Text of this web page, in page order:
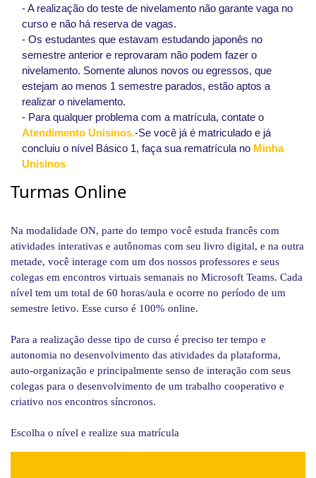
- A realização do teste de nivelamento não garante vaga no
curso e não há reserva de vagas.
- Os estudantes que estavam estudando japonês no
semestre anterior e reprovaram não podem fazer o
nivelamento. Somente alunos novos ou egressos, que
estejam ao menos 1 semestre parados, estão aptos a
realizar o nivelamento.
- Para qualquer problema com a matrícula, contate o
Atendimento Unisinos.-Se você já é matriculado e já
concluiu o nível Básico 1, faça sua rematrícula no Minha
Unisinos
Turmas Online
Na modalidade ON, parte do tempo você estuda francês com
atividades interativas e autônomas com seu livro digital, e na outra
metade, você interage com um dos nossos professores e seus
colegas em encontros virtuais semanais no Microsoft Teams. Cada
nível tem um total de 60 horas/aula e ocorre no período de um
semestre letivo. Esse curso é 100% online.
Para a realização desse tipo de curso é preciso ter tempo e
autonomia no desenvolvimento das atividades da plataforma,
auto-organização e principalmente senso de interação com seus
colegas para o desenvolvimento de um trabalho cooperativo e
criativo nos encontros síncronos.
Escolha o nível e realize sua matrícula